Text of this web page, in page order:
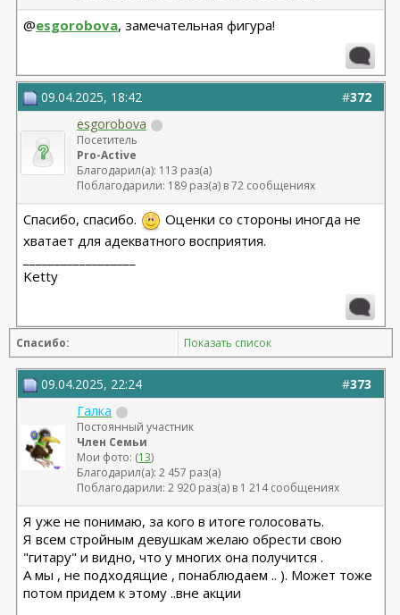
@esgorobova, замечательная фигура!
#372
09.04.2025, 18:42
esgorobova
Посетитель
Pro-Active
Благодарил(а): 113 раз(а)
Поблагодарили: 189 раз(а) в 72 сообщениях
Спасибо, спасибо.
Оценки со стороны иногда не
хватает для адекватного восприятия.
Ketty
Спасибо: Показать список
#373
09.04.2025, 22:24
Галка
Постоянный участник
Член Семьи
Мои фото: (13)
Благодарил(а): 2 457 раз(а)
Поблагодарили: 2 920 раз(а) в 1 214 сообщениях
Я уже не понимаю, за кого в итоге голосовать.
Я всем стройным девушкам желаю обрести свою
"гитару" и видно, что у многих она получится .
А мы , не подходящие , понаблюдаем .. ). Может тоже
потом придем к этому ..вне акции